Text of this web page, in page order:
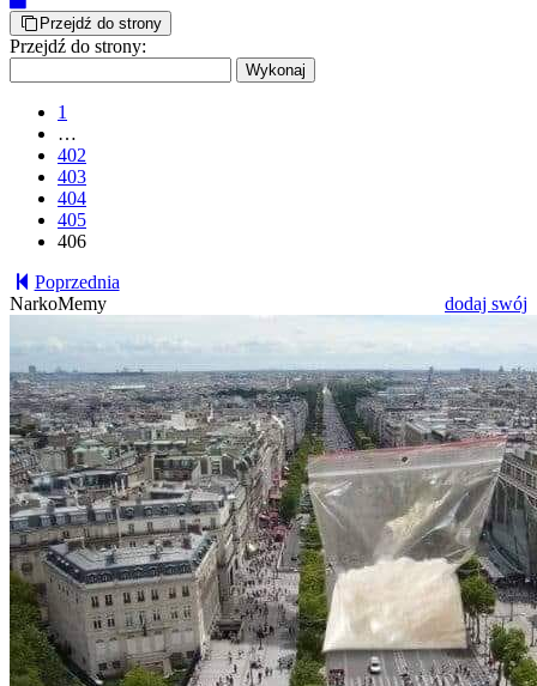
Przejdź do strony
Przejdź do strony:
1
…
402
403
404
405
406
Poprzednia
NarkoMemy
dodaj swój